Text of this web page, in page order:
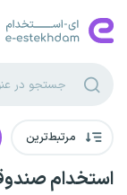
مرتبط‌ترین
استخدام